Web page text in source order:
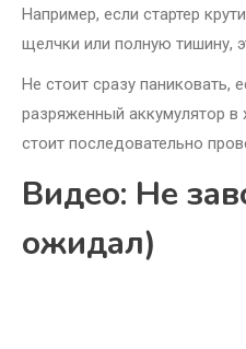
Например, если стартер
щелчки или полную тишину,
Не стоит сразу паниковать,
разряженный аккумулятор в
стоит последовательно
Видео: Не
ожидал)